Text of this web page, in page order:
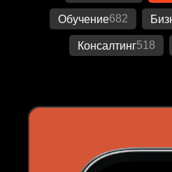
Обучение682
Консалтинг518